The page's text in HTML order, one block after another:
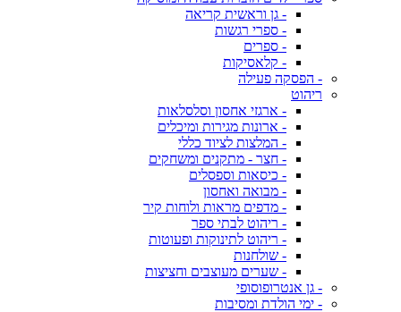
- גן וראשית קריאה
- ספרי רגשות
- ספרים
- קלאסיקות
- הפסקה פעילה
ריהוט
- ארגזי אחסון וסלסלאות
- ארונות מגירות ומיכלים
- המלצות לציוד כללי
- חצר - מתקנים ומשחקים
- כיסאות וספסלים
- מבואה ואחסון
- מדפים מראות ולוחות קיר
- ריהוט לבתי ספר
- ריהוט לתינוקות ופעוטות
- שולחנות
- שערים מעוצבים וחציצות
- גן אנטרופוסופי
- ימי הולדת ומסיבות